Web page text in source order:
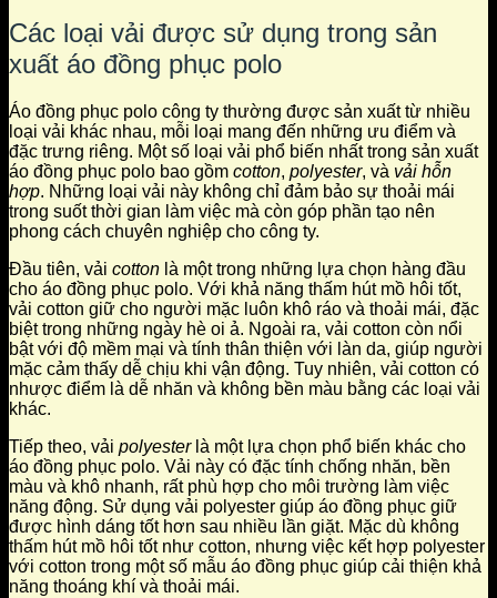
Các loại vải được sử dụng trong sản
xuất áo đồng phục polo
Áo đồng phục polo công ty thường được sản xuất từ nhiều
loại vải khác nhau, mỗi loại mang đến những ưu điểm và
đặc trưng riêng. Một số loại vải phổ biến nhất trong sản xuất
áo đồng phục polo bao gồm cotton, polyester, và vải hỗn
hợp. Những loại vải này không chỉ đảm bảo sự thoải mái
trong suốt thời gian làm việc mà còn góp phần tạo nên
phong cách chuyên nghiệp cho công ty.
Đầu tiên, vải cotton là một trong những lựa chọn hàng đầu
cho áo đồng phục polo. Với khả năng thấm hút mồ hôi tốt,
vải cotton giữ cho người mặc luôn khô ráo và thoải mái, đặc
biệt trong những ngày hè oi ả. Ngoài ra, vải cotton còn nổi
bật với độ mềm mại và tính thân thiện với làn da, giúp người
mặc cảm thấy dễ chịu khi vận động. Tuy nhiên, vải cotton có
nhược điểm là dễ nhăn và không bền màu bằng các loại vải
khác.
Tiếp theo, vải polyesterlà một lựa chọn phổ biến khác cho
áo đồng phục polo. Vải này có đặc tính chống nhăn, bền
màu và khô nhanh, rất phù hợp cho môi trường làm việc
năng động. Sử dụng vải polyester giúp áo đồng phục giữ
được hình dáng tốt hơn sau nhiều lần giặt. Mặc dù không
thấm hút mồ hôi tốt như cotton, nhưng việc kết hợp polyester
với cotton trong một số mẫu áo đồng phục giúp cải thiện khả
năng thoáng khí và thoải mái.